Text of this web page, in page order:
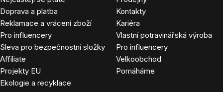
Doprava a platba
Reklamace a vrácení zboží
Pro influencery
Sleva pro bezpečnostní složky
Affiliate
Projekty EU
Ekologie a recyklace
Kontakty
Kariéra
Vlastní potravinářská výroba
Pro influencery
Velkoobchod
Pomáháme